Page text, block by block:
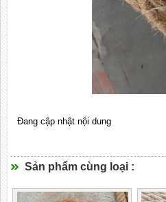
Đang cập nhật nội dung
Sản phẩm cùng loại :